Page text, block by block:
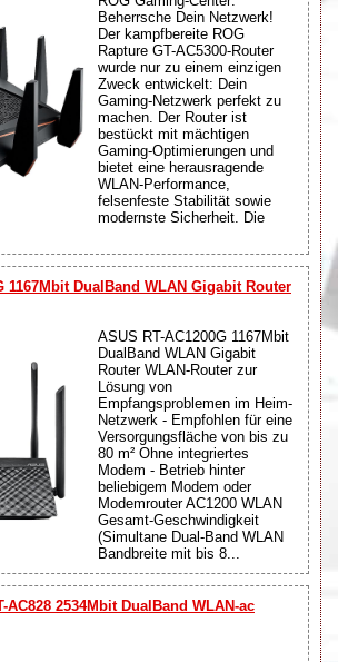
Beherrsche Dein Netzwerk!
Der kampfbereite ROG
Rapture GT-AC5300-Router
wurde nur zu einem einzigen
Zweck entwickelt: Dein
Gaming-Netzwerk perfekt zu
machen. Der Router ist
bestückt mit mächtigen
Gaming-Optimierungen und
bietet eine herausragende
WLAN-Performance,
felsenfeste Stabilität sowie
modernste Sicherheit. Die
1167Mbit DualBand WLAN Gigabit Router
ASUS RT-AC1200G 1167Mbit
DualBand WLAN Gigabit
Router WLAN-Router zur
Lösung von
Empfangsproblemen im Heim-
Netzwerk - Empfohlen für eine
Versorgungsfläche von bis zu
80 m² Ohne integriertes
Modem - Betrieb hinter
beliebigem Modem oder
Modemrouter AC1200 WLAN
Gesamt-Geschwindigkeit
(Simultane Dual-Band WLAN
Bandbreite mit bis 8...
AC828 2534Mbit DualBand WLAN-ac